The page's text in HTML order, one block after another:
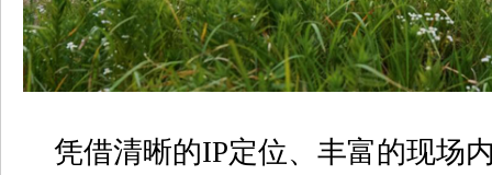
凭借清晰的IP定位、丰富的现场